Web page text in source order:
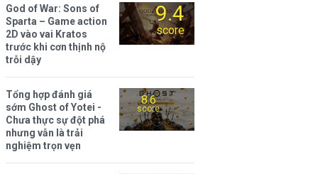
9.4
score
God of War: Sons of
Sparta – Game action
2D vào vai Kratos
trước khi cơn thịnh nộ
trỗi dậy
8.6
score
Tổng hợp đánh giá
sớm Ghost of Yotei -
Chưa thực sự đột phá
nhưng vẫn là trải
nghiệm trọn vẹn